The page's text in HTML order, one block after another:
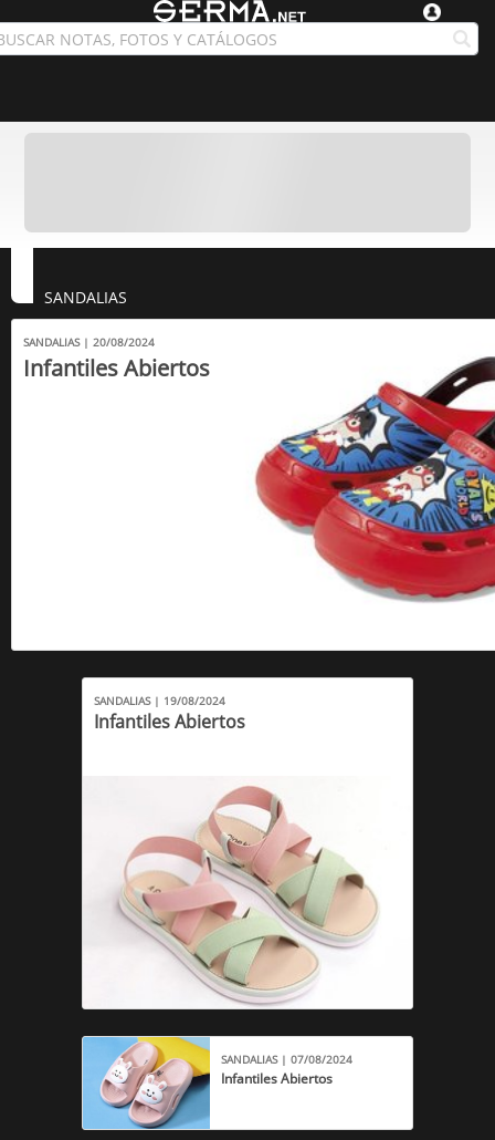
SANDALIAS
SANDALIAS | 20/08/2024
Infantiles Abiertos
SANDALIAS | 19/08/2024
Infantiles Abiertos
SANDALIAS | 07/08/2024
Infantiles Abiertos